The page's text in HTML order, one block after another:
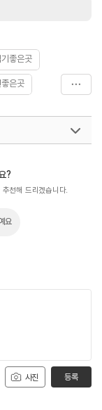
좋은곳
은곳
?
천해 드리겠습니다.
요
사진 등록